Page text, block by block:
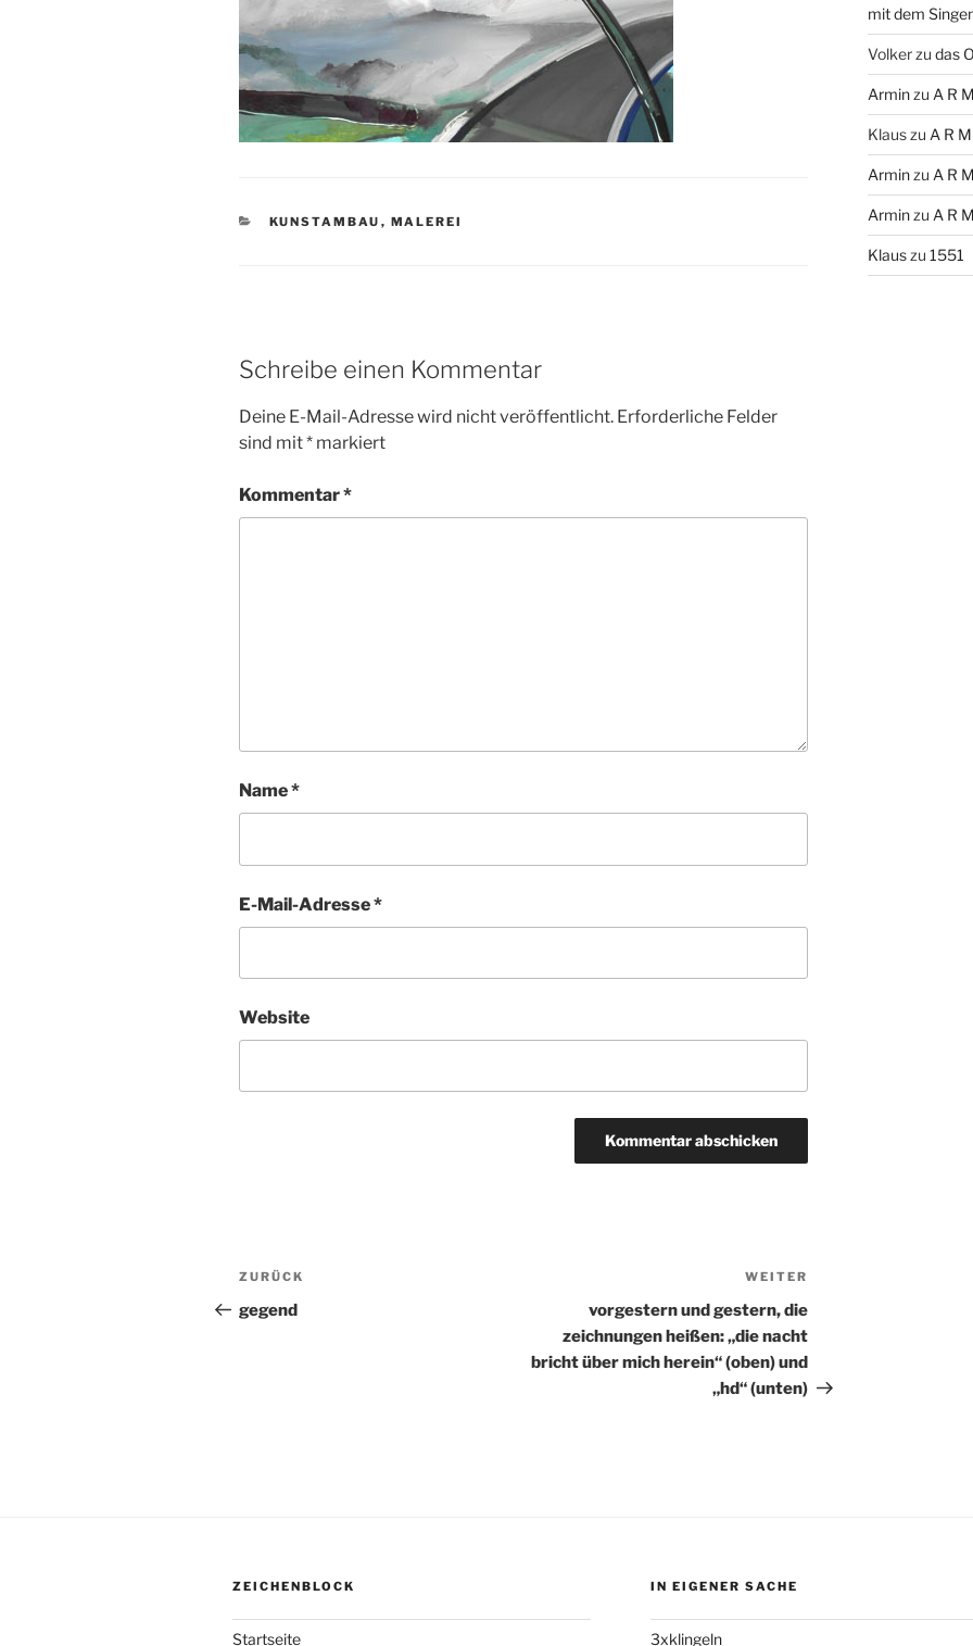
KATEGORIEN
KUNSTAMBAU , MALEREI
Schreibe einen Kommentar
Deine E-Mail-Adresse wird nicht veröffentlicht. Erforderliche Felder
sind mit* markiert
Kommentar*
Name*
E-Mail-Adresse*
Website
Beitragsnavigation
Vorheriger
Beitrag
ZURÜCK
gegend
WEITER
vorgestern und gestern, die
zeichnungen heißen: „die nacht
bricht über mich herein“ (oben) und
„hd“ (unten)
mit dem
Volkerzu das
Arminzu A R
Klauszu A R
Arminzu A R
Arminzu A R
Klauszu 1551
ZEICHENBLOCK
Startseite
IN EIGENER SACHE
3xklingeln